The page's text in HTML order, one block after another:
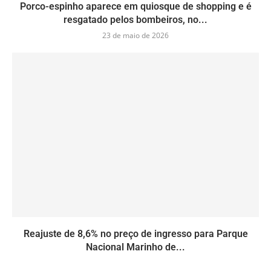
Porco-espinho aparece em quiosque de shopping e é
resgatado pelos bombeiros, no...
23 de maio de 2026
Reajuste de 8,6% no preço de ingresso para Parque
Nacional Marinho de...